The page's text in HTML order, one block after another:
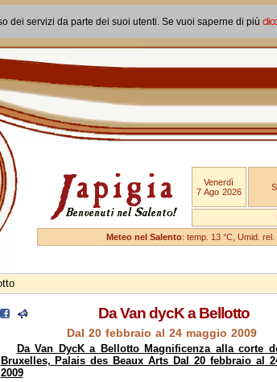
dei servizi da parte dei suoi utenti. Se vuoi saperne di più
Venerdì
7 Ago 2026
Meteo nel Salento: temp. 13 °C, Umid.
Da Van dycK a Bellotto
Dal 20 febbraio al 24 maggio 2009
Da Van DycK a Bellotto Magnificenza alla corte
Bruxelles, Palais des Beaux Arts Dal 20 febbraio al
2009